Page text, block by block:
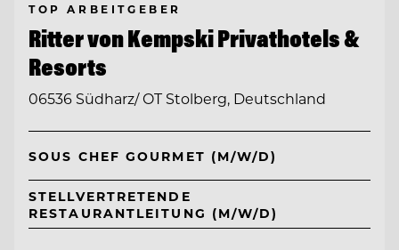
TOP ARBEITGEBER
Ritter von Kempski Privathotels &
Resorts
06536 Südharz/ OT Stolberg, Deutschland
SOUS CHEF GOURMET (M/W/D)
STELLVERTRETENDE
RESTAURANTLEITUNG (M/W/D)